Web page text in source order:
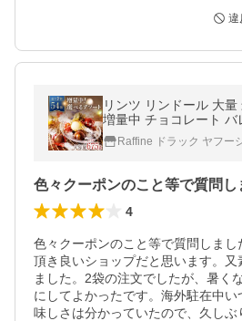
違
リンツ リンドール 大
増量中 チョコレート バ
Raffine ドラック ヤフー
4
色々クーポンのこと等で質問しまし
頂き良いショップだと思います。又
ました。2袋の注文でしたが、暑く
にしてよかったです。海外駐在中
味しさは分かっていたので、久し